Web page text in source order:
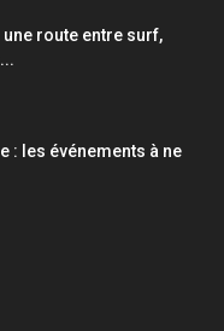
une route entre surf,
: les événements à ne